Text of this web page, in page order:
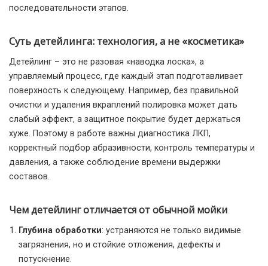
последовательности этапов.
Суть детейлинга: технология, а не «косметика»
Детейлинг – это не разовая «наводка лоска», а
управляемый процесс, где каждый этап подготавливает
поверхность к следующему. Например, без правильной
очистки и удаления вкраплений полировка может дать
слабый эффект, а защитное покрытие будет держаться
хуже. Поэтому в работе важны диагностика ЛКП,
корректный подбор абразивности, контроль температуры и
давления, а также соблюдение времени выдержки
составов.
Чем детейлинг отличается от обычной мойки
Глубина обработки: устраняются не только видимые
загрязнения, но и стойкие отложения, дефекты и
потускнение.